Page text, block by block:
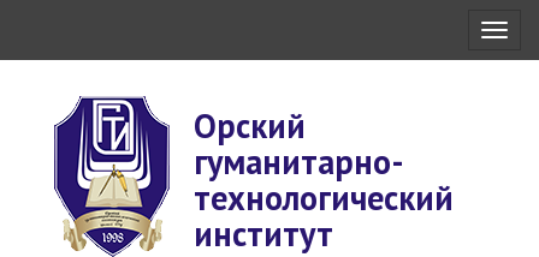
Орский
гуманитарно-
технологический
институт